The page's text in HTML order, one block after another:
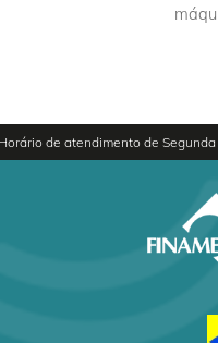
Horário de atendimento de